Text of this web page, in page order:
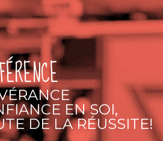
EN SOI,
DE LA RÉUSSITE!